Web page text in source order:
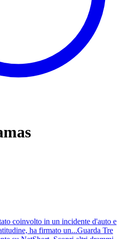
coinvolto in un incidente d'auto e
ha firmato un...Guarda Tre